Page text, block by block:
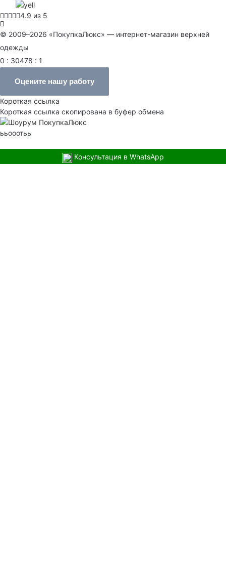
4.9 из 5
© 2009–2026 «ПокупкаЛюкс» — интернет-магазин верхней
одежды
0 : 30478 : 1
Оцените нашу работу
Короткая ссылка
Короткая ссылка скопирована в буфер обмена
ььооотьь
Консультация в WhatsApp